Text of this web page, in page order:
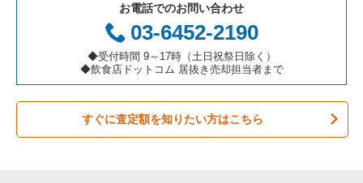
お弁当・惣菜・デリの居抜き売却物件の案件一覧
カラオケ・パブ・スナックの居抜き売却物件の案件一覧
バーの居抜き売却物件の案件一覧
居酒屋・ダイニングバーの居抜き売却物件の案件一覧
三重県の飲食店の居抜き売却物件の案件一覧
大阪市都島区の飲食店の居抜き売却物件の案件一覧
大阪市阿倍野区の飲食店の居抜き売却物件の案件一覧
東大阪市の飲食店の居抜き売却物件の案件一覧
吹田市の飲食店の居抜き売却物件の案件一覧
大阪府のアジア料理の居抜き売却物件の案件一覧
大阪府のカフェの居抜き売却物件の案件一覧
大阪府のテイクアウトの居抜き売却物件の案件一覧
大阪府のお弁当・惣菜・デリの居抜き売却物件の案件一覧
お電話でのお問い合わせ
03-6452-2190
◆受付時間 9～17時（土日祝祭日除く）
◆飲食店ドットコム 居抜き売却担当者まで
すぐに査定額を知りたい方はこちら